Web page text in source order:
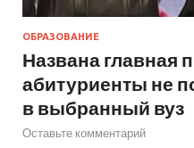
ОБРАЗОВАНИЕ
Названа главная
абитуриенты не
в выбранный вуз
Оставьте комментарий